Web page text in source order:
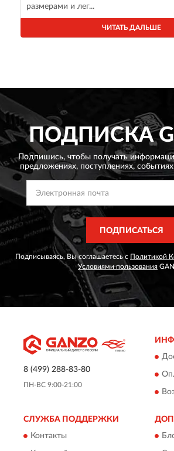
размерами и лег...
ЧИТАТЬ ДАЛЬШЕ
ПОДПИСКА
Подпишись, чтобы получать
предложениях, поступлениях,
ПОДПИСАТЬСЯ
Подписываясь, Вы соглашаетесь с Политикой
Условиями пользования
8 (499) 288-83-80
ПН-ВС 9:00-21:00
СЛУЖБА ПОДДЕРЖКИ
Контакты